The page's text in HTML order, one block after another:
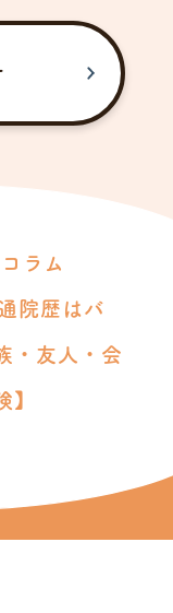
ラム
院歴はバ
・友人・会
】